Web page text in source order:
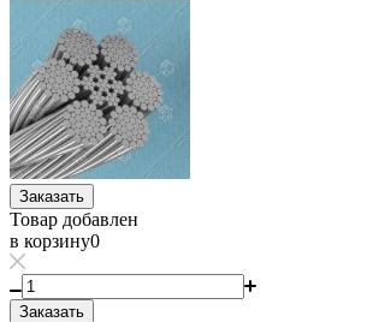
Заказать
Товар добавлен
в корзину0
Заказать